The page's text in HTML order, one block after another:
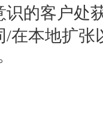
识的客户处
/在本地扩张